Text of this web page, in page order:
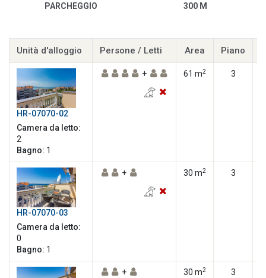
PARCHEGGIO 300 M
Unità d'alloggio Persone / Letti Area Piano
HR-07070-02
Camera da letto:
2
Bagno: 1
+ 61 m2 3
HR-07070-03
Camera da letto:
0
Bagno: 1
+ 30 m2 3
+ 30 m2 3